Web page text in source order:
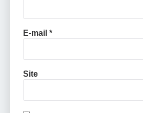
E-mail *
Site